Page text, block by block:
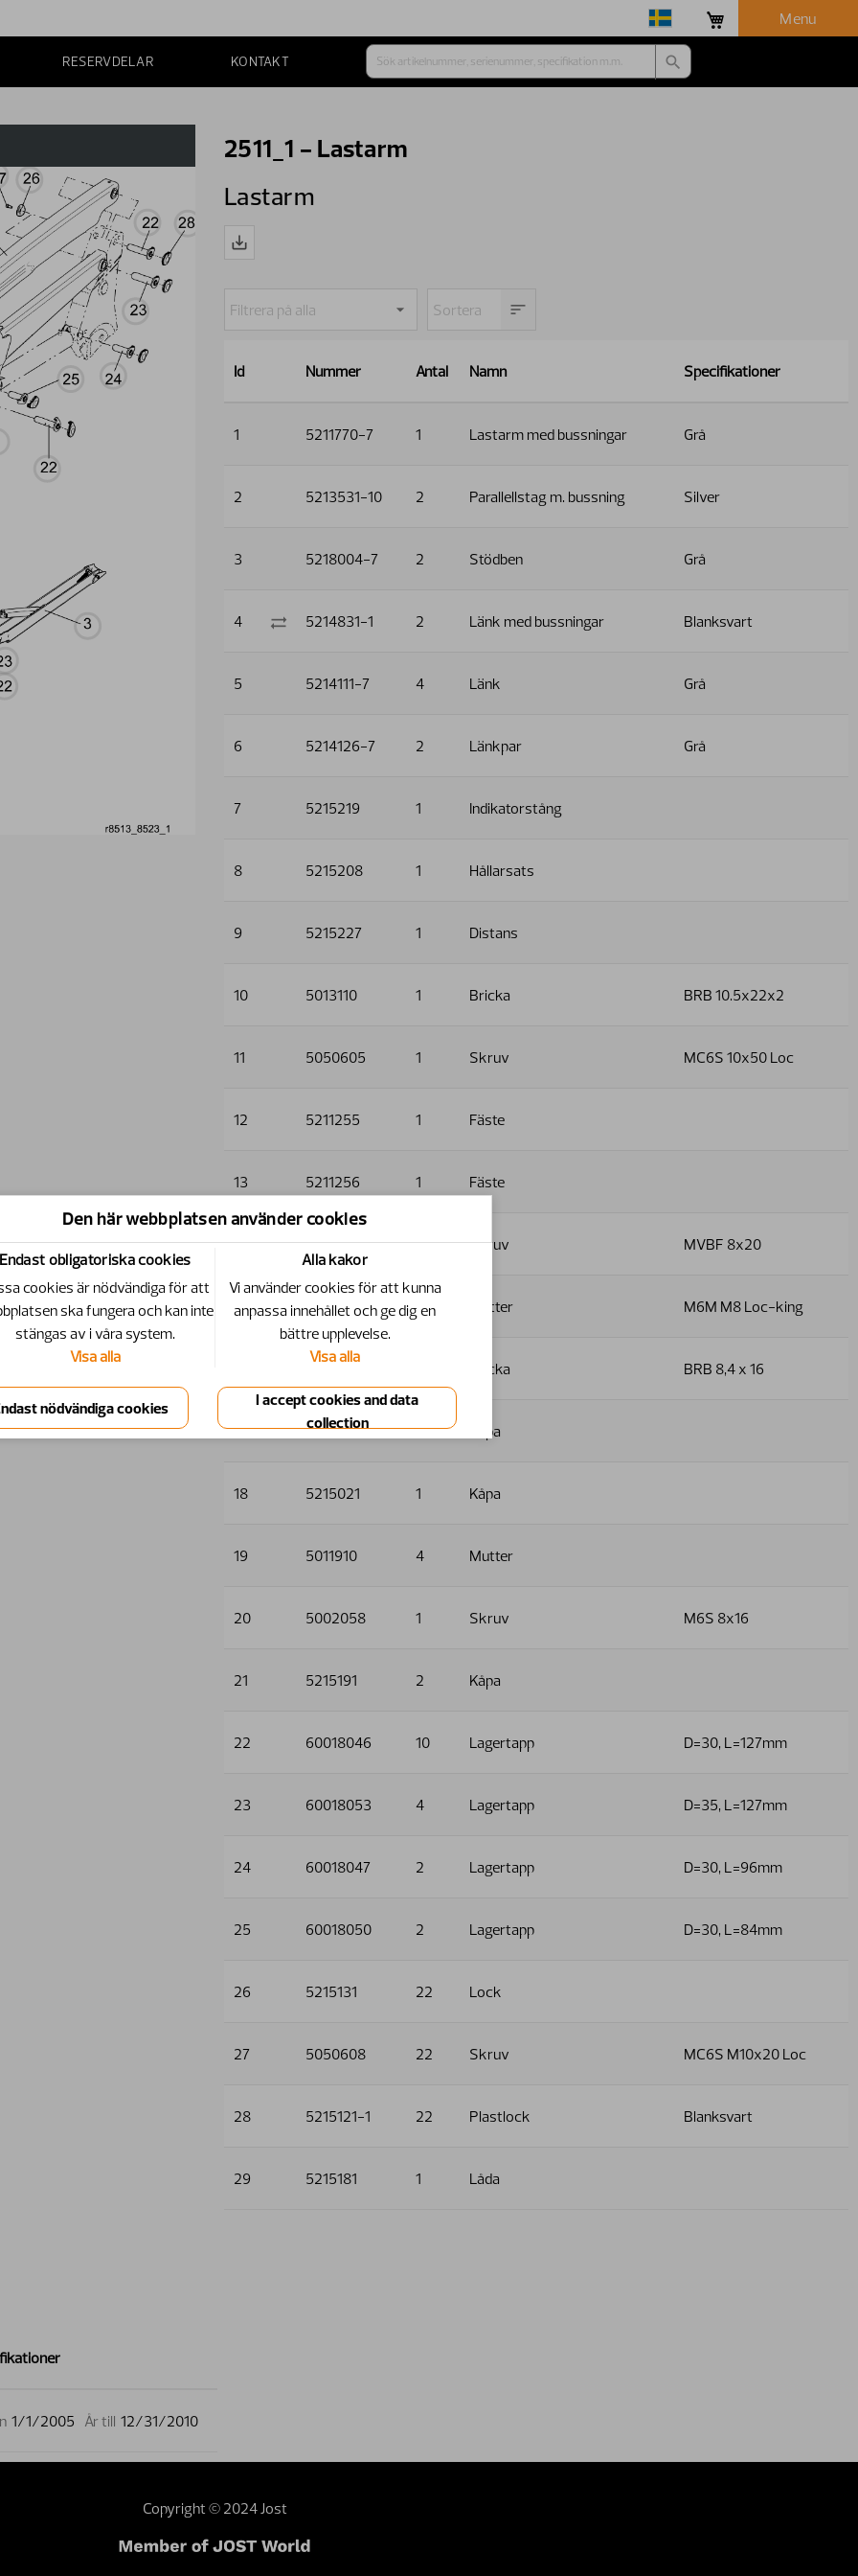
Menu
RESERVDELAR KONTAKT
1/1/2005 År till 12/31/2010
2511_1 - Lastarm
Lastarm
Id Nummer Antal Namn Specifikationer
1 5211770-7 1 Lastarm med bussningar Grå
2 5213531-10 2 Parallellstag m. bussning Silver
3 5218004-7 2 Stödben Grå
4 5214831-1 2 Länk med bussningar Blanksvart
5 5214111-7 4 Länk Grå
6 5214126-7 2 Länkpar Grå
7 5215219 1 Indikatorstång
8 5215208 1 Hållarsats
9 5215227 1 Distans
10 5013110 1 Bricka BRB 10.5x22x2
11 5050605 1 Skruv MC6S 10x50 Loc
12 5211255 1 Fäste
13 5211256 1 Fäste
14 5006001 4 Skruv MVBF 8x20
15 5011553 4 Mutter M6M M8 Loc-king
5013101 Bricka BRB 8,4 x 16
17 5215101 2 Kåpa
18 5215021 1 Kåpa
19 5011910 4 Mutter
20 5002058 1 Skruv M6S 8x16
21 5215191 2 Kåpa
22 60018046 10 Lagertapp D=30, L=127mm
23 60018053 4 Lagertapp D=35, L=127mm
24 60018047 2 Lagertapp D=30, L=96mm
25 60018050 2 Lagertapp D=30, L=84mm
26 5215131 22 Lock
27 5050608 22 Skruv MC6S M10x20 Loc
28 5215121-1 22 Plastlock Blanksvart
29 5215181 1 Låda
Copyright © 2024 Jost
Den här webbplatsen använder cookies
obligatoriska cookies
cookies är nödvändiga för att
ska fungera och kan inte
stängas av i våra system.
Visa alla
Alla kakor
Vi använder cookies för att kunna
anpassa innehållet och ge dig en
bättre upplevelse.
Visa alla